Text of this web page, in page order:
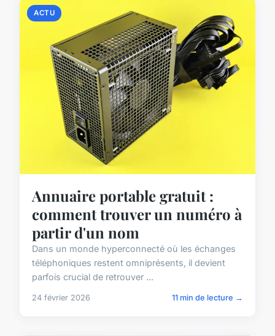
ACTU
Annuaire portable gratuit :
comment trouver un numéro à
partir d'un nom
Dans un monde hyperconnecté où les échanges
téléphoniques restent omniprésents, il devient
parfois crucial de retrouver ...
24 février 2026 11 min de lecture →